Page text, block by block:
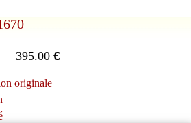
395.00 €
originale